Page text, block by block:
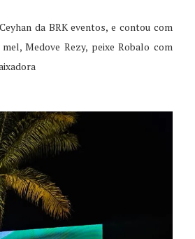
da BRK eventos, e contou com
Medove Rezy, peixe Robalo com